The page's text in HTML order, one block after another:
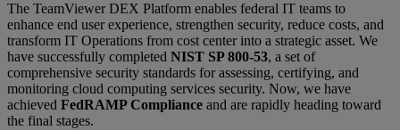
The TeamViewer DEX Platform enables federal IT teams to
enhance end user experience, strengthen security, reduce costs, and
transform IT Operations from cost center into a strategic asset. We
have successfully completed NIST SP 800-53, a set of
comprehensive security standards for assessing, certifying, and
monitoring cloud computing services security. Now, we have
achieved FedRAMP Compliance and are rapidly heading toward
the final stages.